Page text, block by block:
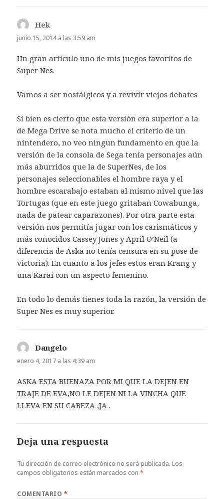
Hek
junio 15, 2014 a las 3:59 am
Un gran artículo uno de mis juegos favoritos de
Super Nes.
Vamos a ser nostálgicos y a revivir viejos debates
Si bien es cierto que esta versión era superior a la
de Mega Drive se nota mucho el criterio de un
nintendero, no veo ningun fundamento en que la
versión de la consola de Sega tenía personajes aún
más aburridos que la de SuperNes, de los
personajes seleccionables el hombre raya y el
hombre escarabajo estaban al mismo nivel que las
Tortugas (que en este juego gritaban Cowabunga,
nada de patear caparazones). Por otra parte esta
versión nos permitía jugar con los carismáticos y
más conocidos Cassey Jones y April O’Neil (a
diferencia de Aska no tenía censura en su pose de
victoria). En cuanto a los jefes estos eran Krang y
una Karai con un aspecto femenino.
En todo lo demás tienes toda la razón, la versión de
Super Nes es muy superior.
Dangelo
enero 4, 2017 a las 4:39 am
ASKA ESTA BUENAZA POR MI QUE LA DEJEN EN
TRAJE DE EVA,NO LE DEJEN NI LA VINCHA QUE
LLEVA EN SU CABEZA ,JA .
Deja una respuesta
Tu dirección de correo electrónico no será publicada. Los
campos obligatorios están marcados con*
COMENTARIO *